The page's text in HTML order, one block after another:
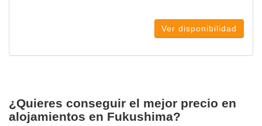
Ver disponibilidad
¿Quieres conseguir el mejor precio en
alojamientos en Fukushima?